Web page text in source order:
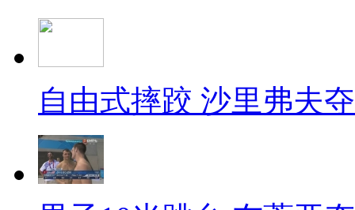
自由式摔跤 沙里弗夫